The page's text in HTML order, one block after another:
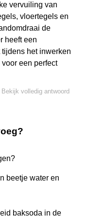
vervuiling van
vloertegels en
de
heeft een
het inwerken
een perfect
Bekijk volledig antwoord
beetje water en
baksoda in de